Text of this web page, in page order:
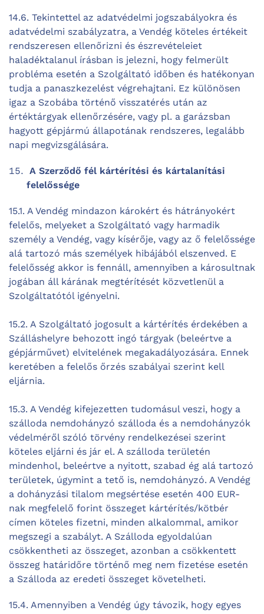
14.6. Tekintettel az adatvédelmi jogszabályokra és
adatvédelmi szabályzatra, a Vendég köteles értékeit
rendszeresen ellenőrizni és észrevételeiet
haladéktalanul írásban is jelezni, hogy felmerült
probléma esetén a Szolgáltató időben és hatékonyan
tudja a panaszkezelést végrehajtani. Ez különösen
igaz a Szobába történő visszatérés után az
értéktárgyak ellenőrzésére, vagy pl. a garázsban
hagyott gépjármú állapotának rendszeres, legalább
napi megvizsgálására.
A Szerződő fél kártérítési és kártalanítási
felelőssége
15.1. A Vendég mindazon károkért és hátrányokért
felelős, melyeket a Szolgáltató vagy harmadik
személy a Vendég, vagy kísérője, vagy az ő felelőssége
alá tartozó más személyek hibájából elszenved. E
felelősség akkor is fennáll, amennyiben a károsultnak
jogában áll kárának megtérítését közvetlenül a
Szolgáltatótól igényelni.
15.2. A Szolgáltató jogosult a kártérítés érdekében a
Szálláshelyre behozott ingó tárgyak (beleértve a
gépjárművet) elvitelének megakadályozására. Ennek
keretében a felelős őrzés szabályai szerint kell
eljárnia.
15.3. A Vendég kifejezetten tudomásul veszi, hogy a
szálloda nemdohányzó szálloda és a nemdohányzók
védelméről szóló törvény rendelkezései szerint
köteles eljárni és jár el. A szálloda területén
mindenhol, beleértve a nyitott, szabad ég alá tartozó
területek, úgymint a tető is, nemdohányzó. A Vendég
a dohányzási tilalom megsértése esetén 400 EUR-
nak megfelelő forint összeget kártérítés/kötbér
címen köteles fizetni, minden alkalommal, amikor
megszegi a szabályt. A Szálloda egyoldalúan
csökkentheti az összeget, azonban a csökkentett
összeg határidőre történő meg nem fizetése esetén
a Szálloda az eredeti összeget követelheti.
15.4. Amennyiben a Vendég úgy távozik, hogy egyes